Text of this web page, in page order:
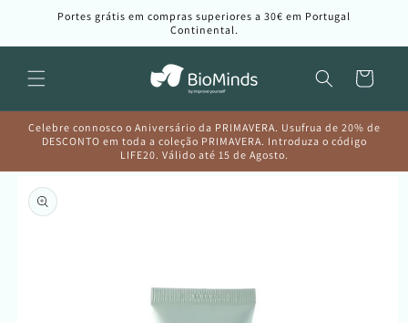
para oPortes grátis em compras superiores a 30€ em Portugal
Continental.
Carrinho
Celebre connosco o Aniversário da PRIMAVERA. Usufrua de 20% de
DESCONTO em toda a coleção PRIMAVERA. Introduza o código
LIFE20. Válido até 15 de Agosto.
informação
do produto